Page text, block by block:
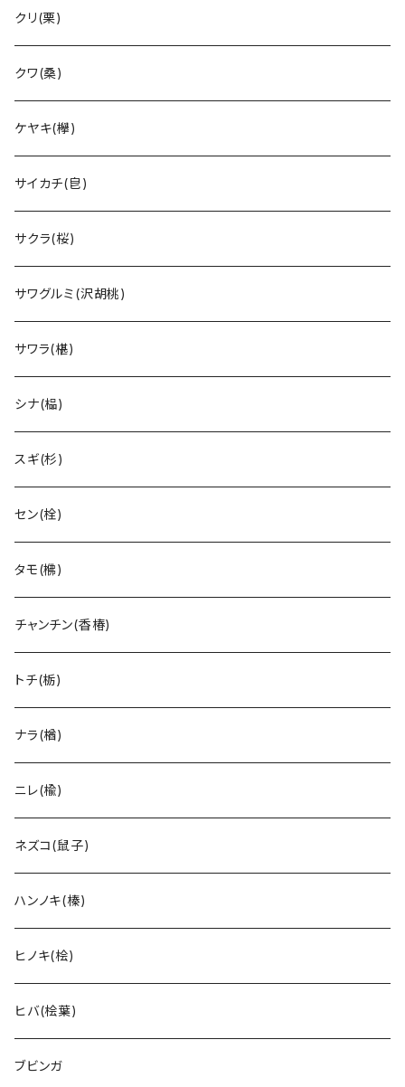
クリ(栗)
クワ(桑)
ケヤキ(欅)
サイカチ(皀)
サクラ(桜)
サワグルミ(沢胡桃)
サワラ(椹)
シナ(榀)
スギ(杉)
セン(栓)
タモ(梻)
チャンチン(香椿)
トチ(栃)
ナラ(楢)
ニレ(楡)
ネズコ(鼠子)
ハンノキ(榛)
ヒノキ(桧)
ヒバ(桧葉)
ブビンガ